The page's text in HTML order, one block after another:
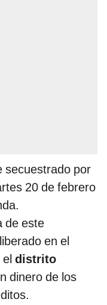
secuestrado por
20 de febrero
de este
en el
el distrito
dinero de los